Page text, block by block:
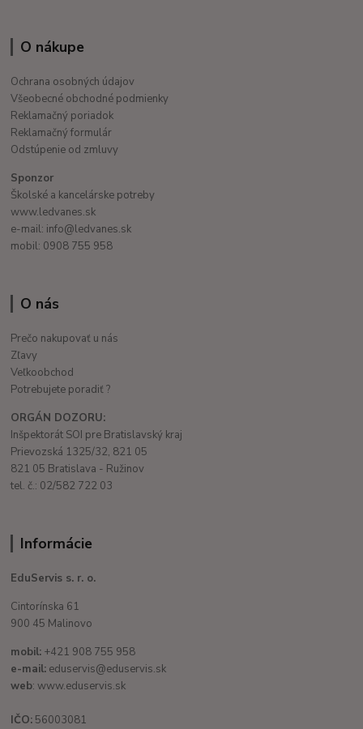
O nákupe
Ochrana osobných údajov
Všeobecné obchodné podmienky
Reklamačný poriadok
Reklamačný formulár
Odstúpenie od zmluvy
Sponzor
Školské a kancelárske potreby
www.ledvanes.sk
e-mail: info@ledvanes.sk
mobil: 0908 755 958
O nás
Prečo nakupovať u nás
Zľavy
Veľkoobchod
Potrebujete poradiť ?
ORGÁN DOZORU:
Inšpektorát SOI pre Bratislavský kraj
Prievozská 1325/32, 821 05
821 05 Bratislava - Ružinov
tel. č.: 02/582 722 03
Informácie
EduServis s. r. o.
Cintorínska 61
900 45 Malinovo
mobil: +421 908 755 958
e-mail: eduservis@eduservis.sk
web: www.eduservis.sk
IČO: 56003081